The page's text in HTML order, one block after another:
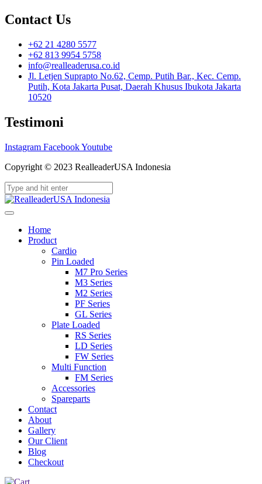
Contact Us
+62 21 4280 5577
+62 813 9954 5758
info@realleaderusa.co.id
Jl. Letjen Suprapto No.62, Cemp. Putih Bar., Kec. Cemp.
Putih, Kota Jakarta Pusat, Daerah Khusus Ibukota Jakarta
10520
Testimoni
Instagram FacebookYoutube
Copyright © 2023 RealleaderUSA Indonesia
Home
Product
Cardio
Pin Loaded
M7 Pro Series
M3 Series
M2 Series
PF Series
GL Series
Plate Loaded
RS Series
LD Series
FW Series
Multi Function
FM Series
Accessories
Spareparts
Contact
About
Gallery
Our Client
Blog
Checkout